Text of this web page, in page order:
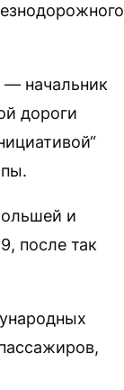
— начальник
дороги
и
после так